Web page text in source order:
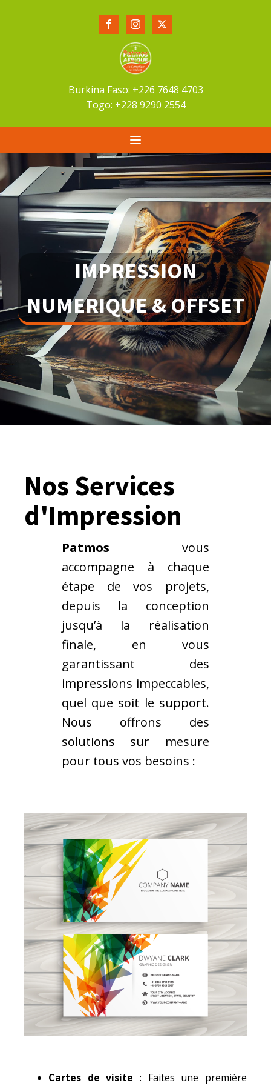
Burkina Faso: +226 7648 4703
Togo: +228 9290 2554
IMPRESSION
NUMERIQUE & OFFSET
Nos Services
d'Impression
Patmos vous
accompagne à chaque
étape de vos projets,
depuis la conception
jusqu’à la réalisation
finale, en vous
garantissant des
impressions impeccables,
quel que soit le support.
Nous offrons des
solutions sur mesure
pour tous vos besoins :
Cartes de visite : Faites une première